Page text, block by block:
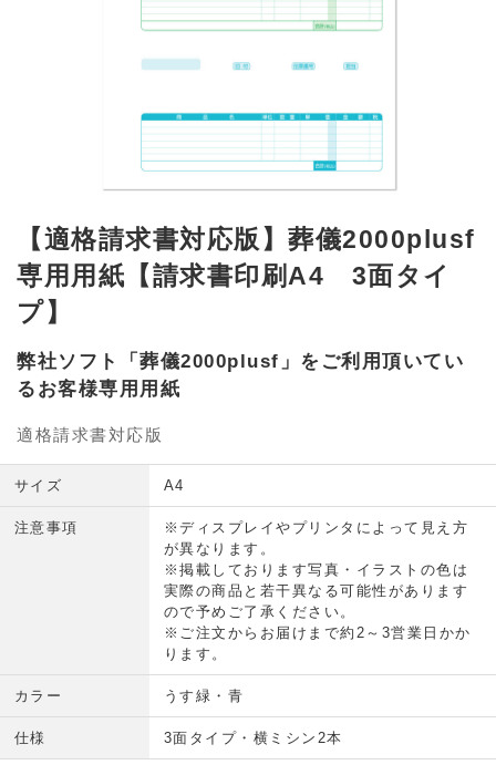
【適格請求書対応版】葬儀2000plusf
専用用紙【請求書印刷A4 3面タイ
プ】
弊社ソフト「葬儀2000plusf」をご利用頂いてい
るお客様専用用紙
適格請求書対応版
サイズ A4
注意事項
※ディスプレイやプリンタによって見え方
が異なります。
※掲載しております写真・イラストの色は
実際の商品と若干異なる可能性があります
ので予めご了承ください。
※ご注文からお届けまで約2～3営業日かか
ります。
カラー うす緑・青
仕様 3面タイプ・横ミシン2本